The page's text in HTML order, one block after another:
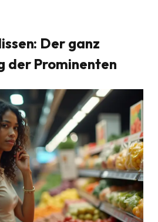
Der ganz
der Prominenten